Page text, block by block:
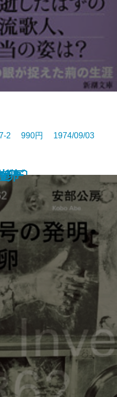
上〕
下〕
ズ
2 990円 1974/09/03
卵
ー